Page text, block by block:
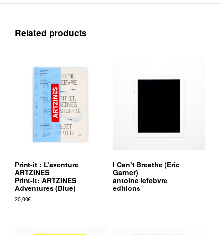
Related products
Print-it : L’aventure
ARTZINES
Print-it: ARTZINES
Adventures (Blue)
20,00€
I Can’t Breathe (Eric
Garner)
antoine lefebvre
editions